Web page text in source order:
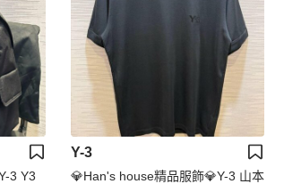
3 Y3
Y-3
💎Han's house精品服飾💎Y-3 山本